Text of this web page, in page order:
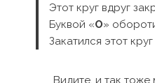
Этот круг вдруг
Буквой «О»
Закатился этот
Видите, и так тоже